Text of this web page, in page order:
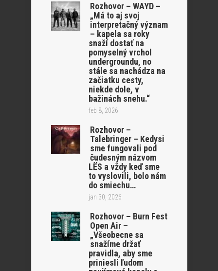
Rozhovor – WAYD –
„Má to aj svoj
interpretačný význam
– kapela sa roky
snaží dostať na
pomyselný vrchol
undergroundu, no
stále sa nachádza na
začiatku cesty,
niekde dole, v
bažinách snehu.“
feb 8, 2026
Rozhovor –
Talebringer – Kedysi
sme fungovali pod
čudesným názvom
LËS a vždy keď sme
to vyslovili, bolo nám
do smiechu…
jan 30, 2026
Rozhovor – Burn Fest
Open Air –
„Všeobecne sa
snažíme držať
pravidla, aby sme
priniesli ľudom